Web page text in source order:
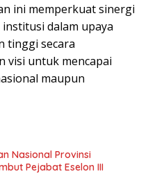
ini memperkuat sinergi
dalam upaya
tinggi secara
visi untuk mencapai
maupun
Nasional Provinsi
Pejabat Eselon III